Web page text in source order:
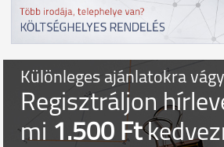
Különleges ajánlatokra
Regisztráljon
mi1.500 Ft